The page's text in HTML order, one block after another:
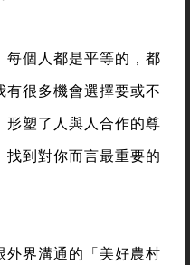
每個人都是平等的，都
很多機會選擇要或不
塑了人與人合作的尊
到對你而言最重要的
界溝通的「美好農村